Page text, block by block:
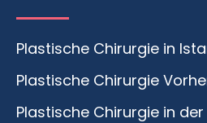
Plastische Chirurgie in
Plastische Chirurgie
Plastische Chirurgie in der